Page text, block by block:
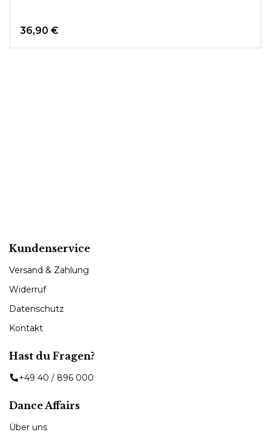
36,90 €
Kundenservice
Versand & Zahlung
Widerruf
Datenschutz
Kontakt
Hast du Fragen?
+49 40 / 896 000
Dance Affairs
Über uns